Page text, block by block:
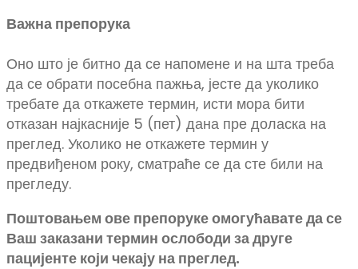
Важна препорука
Оно што је битно да се напомене и на шта треба
да се обрати посебна пажња, јесте да уколико
требате да откажете термин, исти мора бити
отказан најкасније 5 (пет) дана пре доласка на
преглед. Уколико не откажете термин у
предвиђеном року, сматраће се да сте били на
прегледу.
Поштовањем ове препоруке омогућавате да се
Ваш заказани термин ослободи за друге
пацијенте који чекају на преглед.